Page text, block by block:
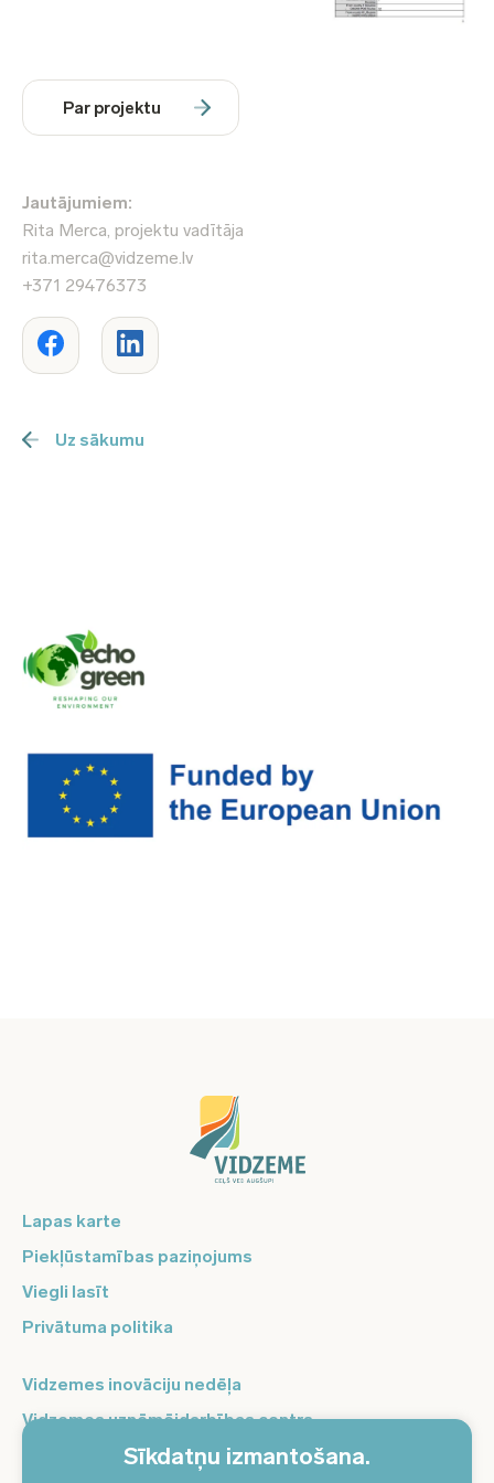
Sīkdatņu izmantošana.
Par projektu
Jautājumiem:
Rita Merca, projektu vadītāja
rita.merca@vidzeme.lv
+371 29476373
Uz sākumu
Lapas karte
Piekļūstamības paziņojums
Viegli lasīt
Privātuma politika
Vidzemes inovāciju nedēļa
Vidzemes uzņēmējdarbības centrs
Balso Vidzeme